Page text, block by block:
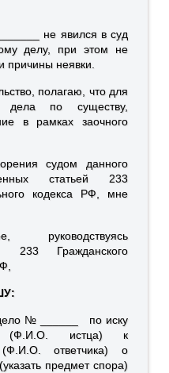
не явился в суд
делу, при этом не
причины неявки.
полагаю, что для
дела по существу,
в рамках заочного
судом данного
статьей 233
кодекса РФ, мне
руководствуясь
233 Гражданского
дело № ______ по иску
(Ф.И.О. истца) к
(Ф.И.О. ответчика) о
предмет спора)